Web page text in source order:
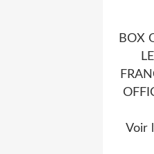
BOX
Voir